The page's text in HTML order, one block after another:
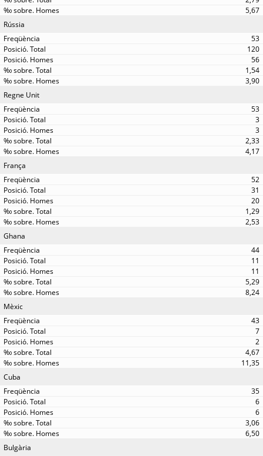
5,67
Rússia
53
120
56
1,54
3,90
Regne Unit
53
3
3
2,33
4,17
França
52
31
20
1,29
2,53
Ghana
44
11
11
5,29
8,24
Mèxic
43
7
2
4,67
11,35
Cuba
35
6
6
3,06
6,50
Bulgària